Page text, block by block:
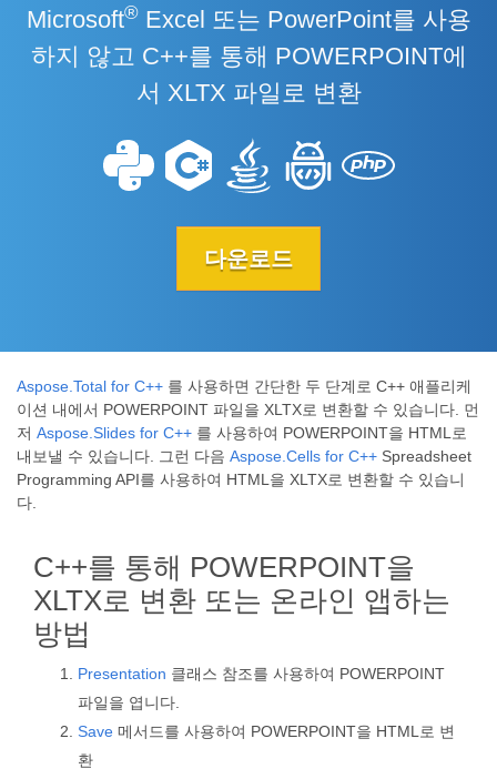
Microsoft®Excel 또는 PowerPoint를 사용
하지 않고 C++를 통해 POWERPOINT에
서 XLTX 파일로 변환
다운로드
Aspose.Total for C++ 를 사용하면 간단한 두 단계로 C++ 애플리케
이션 내에서 POWERPOINT 파일을 XLTX로 변환할 수 있습니다. 먼
저 Aspose.Slides for C++ 를 사용하여 POWERPOINT을 HTML로
내보낼 수 있습니다. 그런 다음 Aspose.Cells for C++ Spreadsheet
Programming API를 사용하여 HTML을 XLTX로 변환할 수 있습니
다.
C++를 통해 POWERPOINT을
XLTX로 변환 또는 온라인 앱하는
방법
Presentation 클래스 참조를 사용하여 POWERPOINT
파일을 엽니다.
Save 메서드를 사용하여 POWERPOINT을 HTML로 변
환